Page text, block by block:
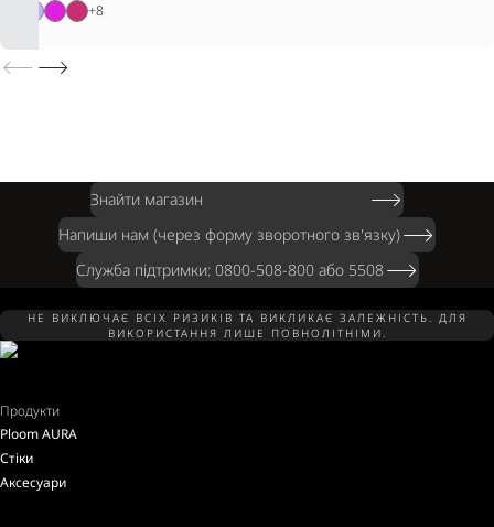
+8
Знайти магазин
Напиши нам (через форму зворотного зв'язку)
Служба підтримки: 0800-508-800 або 5508
НЕ ВИКЛЮЧАЄ ВСІХ РИЗИКІВ ТА ВИКЛИКАЄ ЗАЛЕЖНІСТЬ. ДЛЯ
ВИКОРИСТАННЯ ЛИШЕ ПОВНОЛІТНІМИ.
Продукти
Ploom AURA
Стіки
Аксесуари